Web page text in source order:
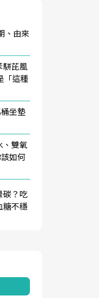
、由來
駢芘風
「這種
坐墊
、雙氧
如何
碳？吃
糖不穩